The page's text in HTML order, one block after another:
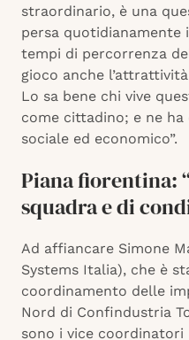
straordinario, è una
persa
tempi di percorrenza
gioco anche
Lo sa bene chi vive
come cittadino; e ne
sociale ed economico”.
Piana fiorentina:
squadra e di
Ad affiancare Simone
Systems Italia), che è
coordinamento delle
Nord di Confindustria
sono i vice coordinatori